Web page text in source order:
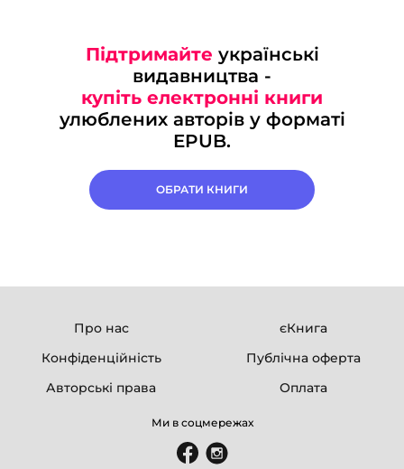
Підтримайте українські
видавництва -
купіть електронні книги
улюблених авторів у форматі
EPUB.
ОБРАТИ КНИГИ
Про нас
єКнига
Конфіденційність
Публічна оферта
Авторські права
Оплата
Ми в соцмережах